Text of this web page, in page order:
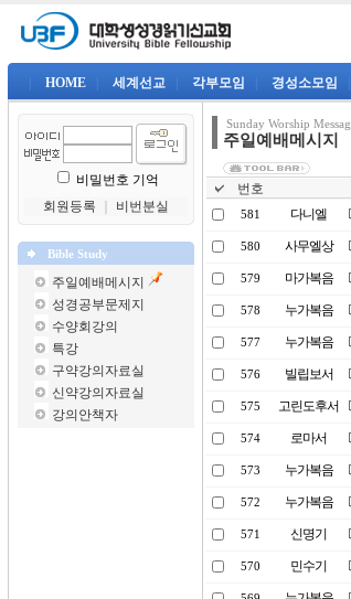
HOME 세계선교 각부모임 경성소모임
비밀번호 기억
회원등록
비번분실
Bible Study
주일예배메시지
성경공부문제지
수양회강의
특강
구약강의자료실
신약강의자료실
강의안책자
Sunday Worship
주일예배메시지
번호
581 다니엘
580 사무엘상
579 마가복음
578 누가복음
577 누가복음
576 빌립보서
575 고린도후서
574 로마서
573 누가복음
572 누가복음
571 신명기
570 민수기